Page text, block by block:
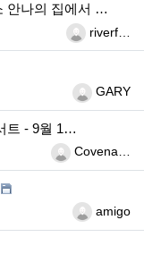
안나의 집에서 …
등록자riverf…
등록자GARY
트 - 9월 1…
등록자Covena…
등록자amigo